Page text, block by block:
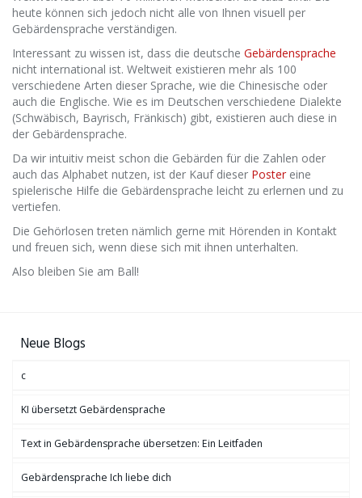
heute können sich jedoch nicht alle von Ihnen visuell per
Gebärdensprache verständigen.
Interessant zu wissen ist, dass die deutsche Gebärdensprache
nicht international ist. Weltweit existieren mehr als 100
verschiedene Arten dieser Sprache, wie die Chinesische oder
auch die Englische. Wie es im Deutschen verschiedene Dialekte
(Schwäbisch, Bayrisch, Fränkisch) gibt, existieren auch diese in
der Gebärdensprache.
Da wir intuitiv meist schon die Gebärden für die Zahlen oder
auch das Alphabet nutzen, ist der Kauf dieser Poster eine
spielerische Hilfe die Gebärdensprache leicht zu erlernen und zu
vertiefen.
Die Gehörlosen treten nämlich gerne mit Hörenden in Kontakt
und freuen sich, wenn diese sich mit ihnen unterhalten.
Also bleiben Sie am Ball!
Neue Blogs
c
KI übersetzt Gebärdensprache
Text in Gebärdensprache übersetzen: Ein Leitfaden
Gebärdensprache Ich liebe dich